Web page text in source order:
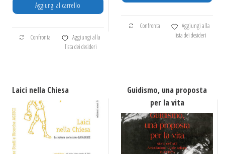
Aggiungi al carrello
Confronta
Aggiungi alla
lista dei desideri
Confronta
Aggiungi alla
lista dei desideri
Laici nella Chiesa
Guidismo, una proposta
per la vita